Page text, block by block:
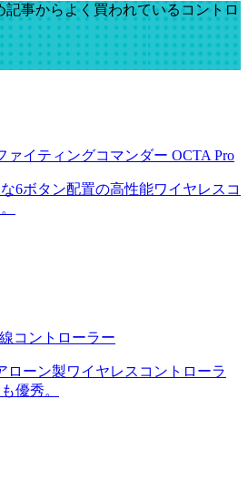
記事からよく買われているコントロ
ァイティングコマンダー OCTA Pro
6ボタン配置の高性能ワイヤレスコ
コントローラー
ローン製ワイヤレスコントローラ
優秀。